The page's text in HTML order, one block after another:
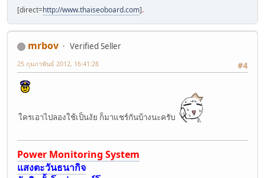
[direct=http://www.thaiseoboard.com].
mrbov
Verified Seller
#4
25 กุมภาพันธ์ 2012, 16:41:28
ใครเอาไปลองใช้เป็นงัย ก็มาแชร์กันบ้างนะครับ
Power Monitoring System
แสงตะวันธนากิจ